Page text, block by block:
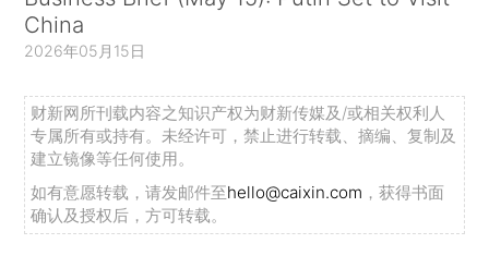
China
2026年05月15日
财新网所刊载内容之知识产权为财新传媒及/或相关权利人
专属所有或持有。未经许可，禁止进行转载、摘编、复制及
建立镜像等任何使用。
如有意愿转载，请发邮件至hello@caixin.com ，获得书面
确认及授权后，方可转载。